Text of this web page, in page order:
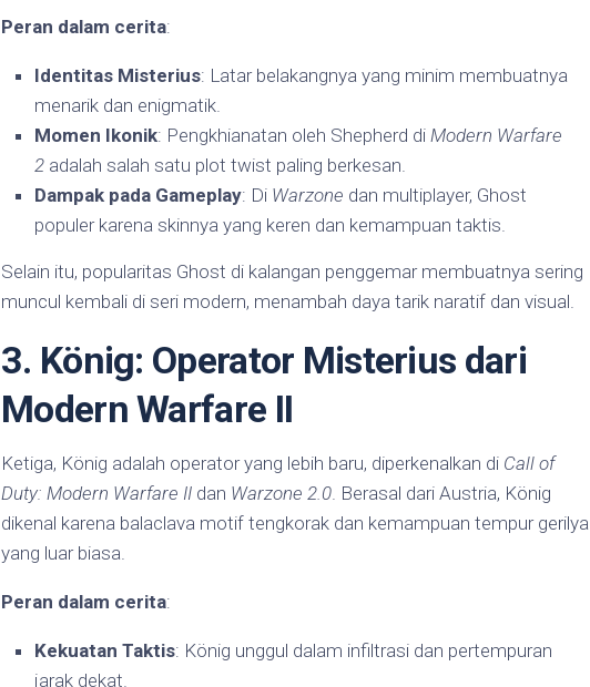
Peran dalam cerita:
Identitas Misterius: Latar belakangnya yang minim membuatnya
menarik dan enigmatik.
Momen Ikonik: Pengkhianatan oleh Shepherd di Modern Warfare
2 adalah salah satu plot twist paling berkesan.
Dampak pada Gameplay: Di Warzone dan multiplayer, Ghost
populer karena skinnya yang keren dan kemampuan taktis.
Selain itu, popularitas Ghost di kalangan penggemar membuatnya sering
muncul kembali di seri modern, menambah daya tarik naratif dan visual.
3. König: Operator Misterius dari
Modern Warfare II
Ketiga, König adalah operator yang lebih baru, diperkenalkan di Call of
Duty: Modern Warfare II dan Warzone 2.0. Berasal dari Austria, König
dikenal karena balaclava motif tengkorak dan kemampuan tempur gerilya
yang luar biasa.
Peran dalam cerita:
Kekuatan Taktis: König unggul dalam infiltrasi dan pertempuran
jarak dekat.